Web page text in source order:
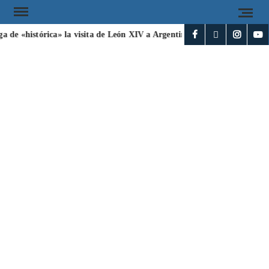
de «histórica» la visita de León XIV a Argentina Irán y Omán